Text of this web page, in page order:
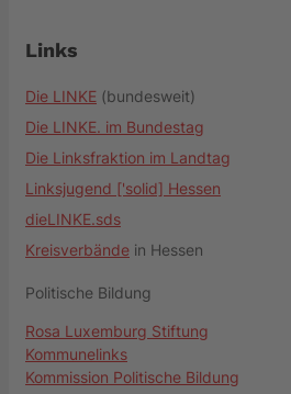
Links
Die LINKE (bundesweit)
Die LINKE. im Bundestag
Die Linksfraktion im Landtag
Linksjugend ['solid] Hessen
dieLINKE.sds
Kreisverbände in Hessen
Politische Bildung
Rosa Luxemburg Stiftung
Kommunelinks
Kommission Politische Bildung